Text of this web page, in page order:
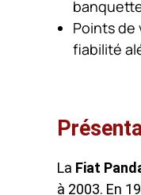
Points de
fiabilité
La Fiat
à 2003. En